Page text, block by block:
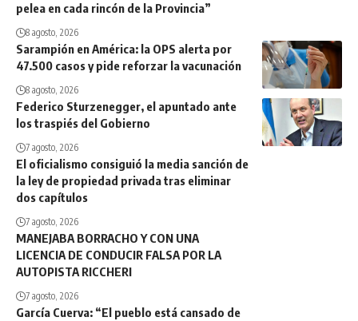
pelea en cada rincón de la Provincia”
8 agosto, 2026
Sarampión en América: la OPS alerta por
47.500 casos y pide reforzar la vacunación
8 agosto, 2026
Federico Sturzenegger, el apuntado ante
los traspiés del Gobierno
7 agosto, 2026
El oficialismo consiguió la media sanción de
la ley de propiedad privada tras eliminar
dos capítulos
7 agosto, 2026
MANEJABA BORRACHO Y CON UNA
LICENCIA DE CONDUCIR FALSA POR LA
AUTOPISTA RICCHERI
7 agosto, 2026
García Cuerva: “El pueblo está cansado de